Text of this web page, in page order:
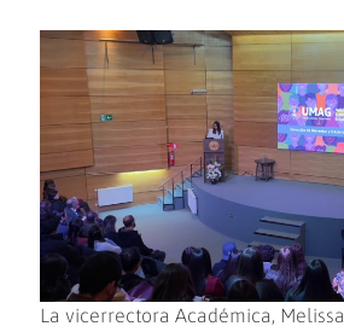
La vicerrectora Académica,